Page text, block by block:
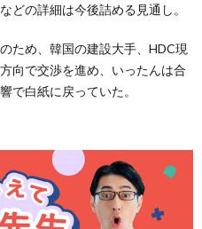
どの詳細は今後詰める見通し。
ため、韓国の建設大手、HDC現
向で交渉を進め、いったんは合
で白紙に戻っていた。